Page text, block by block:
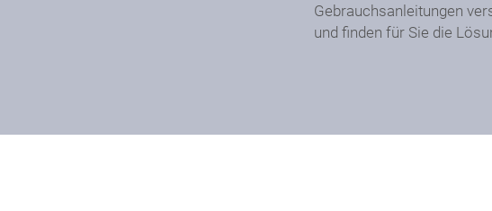
Gebrauchsanleitungen
und finden für Sie die